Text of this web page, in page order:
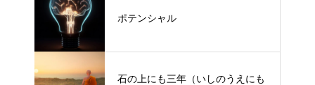
ポテンシャル
石の上にも三年（いしのうえにも